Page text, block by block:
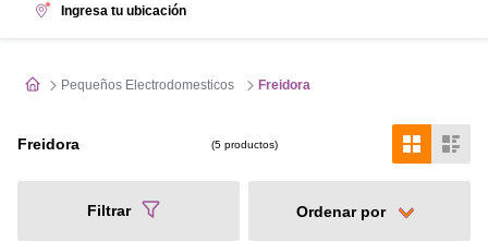
1. cocina 4 platos
3. refrigerador
Ingresa tu ubicación
Pequeños Electrodomesticos Freidora
Freidora 5 productos
Filtrar